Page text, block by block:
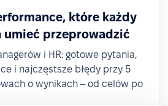
które każdy
przeprowadzić
i HR: gotowe pytania,
i najczęstsze błędy przy 5
o wynikach – od celów po